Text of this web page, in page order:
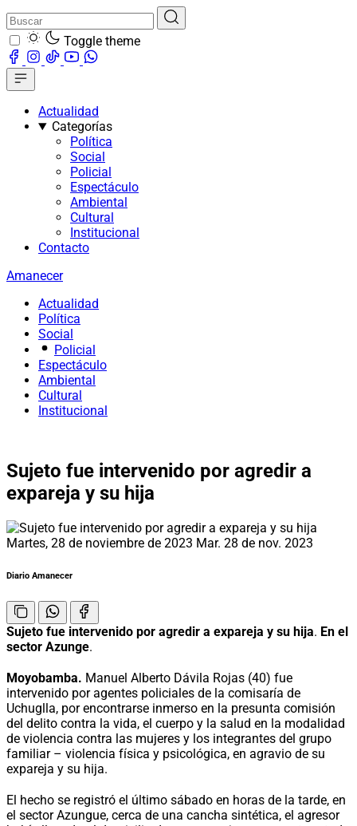
Toggle theme
Actualidad
Categorías
Política
Social
Policial
Espectáculo
Ambiental
Cultural
Institucional
Contacto
Amanecer
Actualidad
Política
Social
Policial
Espectáculo
Ambiental
Cultural
Institucional
Sujeto fue intervenido por agredir a
expareja y su hija
Martes, 28 de noviembre de 2023 Mar. 28 de nov. 2023
Diario Amanecer
Sujeto fue intervenido por agredir a expareja y su hija. En el
sector Azunge.
Moyobamba. Manuel Alberto Dávila Rojas (40) fue
intervenido por agentes policiales de la comisaría de
Uchuglla, por encontrarse inmerso en la presunta comisión
del delito contra la vida, el cuerpo y la salud en la modalidad
de violencia contra las mujeres y los integrantes del grupo
familiar – violencia física y psicológica, en agravio de su
expareja y su hija.
El hecho se registró el último sábado en horas de la tarde, en
el sector Azungue, cerca de una cancha sintética, el agresor